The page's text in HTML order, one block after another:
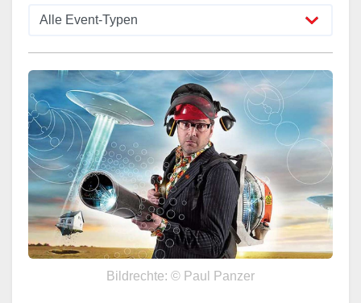
Bildrechte: © Paul Panzer